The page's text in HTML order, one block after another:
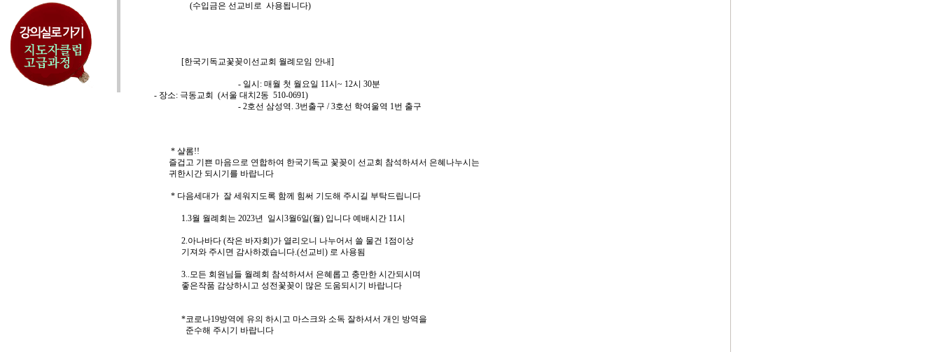
(수입금은 선교비로 사용됩니다)
[한국기독교꽃꽂이선교회 월례모임 안내]
- 일시: 매월 첫 월요일 11시~ 12시 30분
- 장소: 극동교회 (서울 대치2동 510-0691)
- 2호선 삼성역. 3번출구 / 3호선 학여울역 1번 출구
* 샬롬!!
즐겁고 기쁜 마음으로 연합하여 한국기독교 꽃꽂이 선교회 참석하셔서 은혜나누시는
귀한시간 되시기를 바랍니다
* 다음세대가 잘 세워지도록 함께 힘써 기도해 주시길 부탁드립니다
1.3월 월례회는 2023년 일시3월6일(월) 입니다 예배시간 11시
2.아나바다 (작은 바자회)가 열리오니 나누어서 쓸 물건 1점이상
기져와 주시면 감사하겠습니다.(선교비) 로 사용됨
3..모든 회원님들 월례회 참석하셔서 은혜롭고 충만한 시간되시며
좋은작품 감상하시고 성전꽃꽂이 많은 도움되시기 바랍니다
*코로나19방역에 유의 하시고 마스크와 소독 잘하셔서 개인 방역을
준수해 주시기 바랍니다